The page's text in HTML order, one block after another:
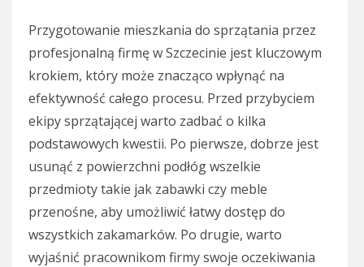
Przygotowanie mieszkania do sprzątania przez
profesjonalną firmę w Szczecinie jest kluczowym
krokiem, który może znacząco wpłynąć na
efektywność całego procesu. Przed przybyciem
ekipy sprzątającej warto zadbać o kilka
podstawowych kwestii. Po pierwsze, dobrze jest
usunąć z powierzchni podłóg wszelkie
przedmioty takie jak zabawki czy meble
przenośne, aby umożliwić łatwy dostęp do
wszystkich zakamarków. Po drugie, warto
wyjaśnić pracownikom firmy swoje oczekiwania